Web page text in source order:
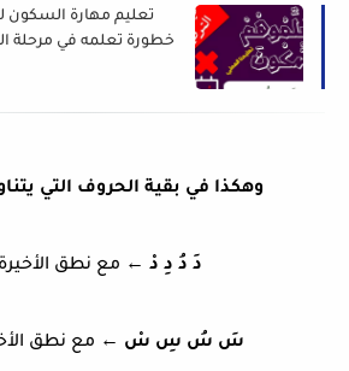
تعليم مهارة السكون
خطورة تعلمه في مرحلة
وهكذا في بقية الحروف التي
دَ دُ دِ دْ ← مع نطق
سَ سُ سِ سْ ← مع نطق